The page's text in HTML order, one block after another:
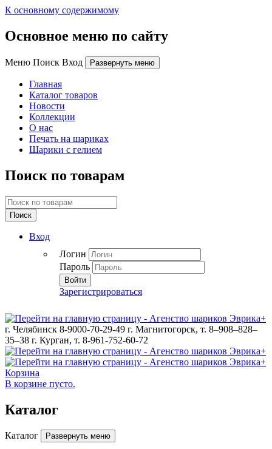
К основному содержимому
Основное меню по сайту
Меню Поиск Вход Развернуть меню
Главная
Каталог товаров
Новости
Коллекции
О нас
Печать на шариках
Шарики с гелием
Поиск по товарам
Поиск
Вход
Логин
Пароль
Войти
Зарегистрироваться
г. Челябинск 8-9000-70-29-49 г. Магнитогорск, т. 8–908–828–
35–38 г. Курган, т. 8-961-752-60-72
Корзина
В корзине пусто.
Каталог
Каталог Развернуть меню